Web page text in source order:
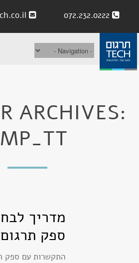
ARCHIVES:
מדריך
ספק תרגום
התקשרות עם ספק